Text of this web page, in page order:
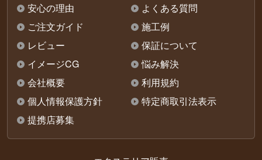
安心の理由
よくある質問
ご注文ガイド
施工例
レビュー
保証について
イメージCG
悩み解決
会社概要
利用規約
個人情報保護方針
特定商取引法表示
提携店募集